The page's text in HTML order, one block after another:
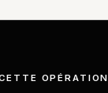
OPÉRATION